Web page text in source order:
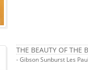
THE BEAUTY OF
- Gibson Sunburst Les